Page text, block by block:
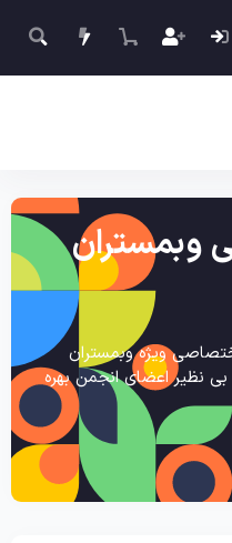
وبمستران
ویژه وبمستران
نظیر اعضای انجمن بهره